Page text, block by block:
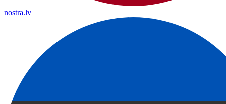
nostra.lv